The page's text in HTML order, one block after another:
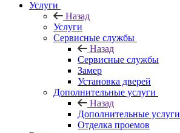
Услуги
Назад
Услуги
Сервисные службы
Назад
Сервисные службы
Замер
Установка дверей
Дополнительные услуги
Назад
Дополнительные услуги
Отделка проемов